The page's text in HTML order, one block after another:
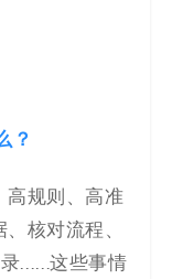
？
高规则、高准
核对流程、
录……这些事情